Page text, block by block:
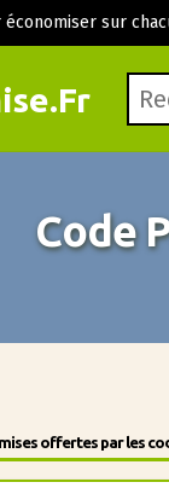
sur
Code
offertes par les